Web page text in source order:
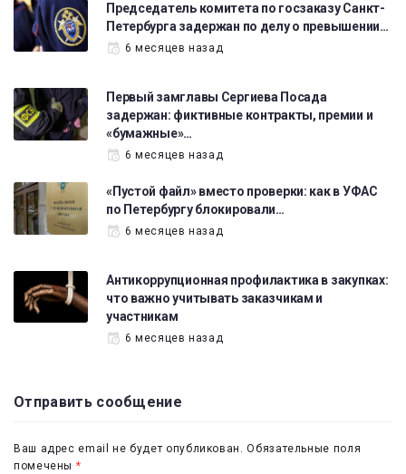
Председатель комитета по госзаказу Санкт-
Петербурга задержан по делу о превышении…
6 месяцев назад
Первый замглавы Сергиева Посада
задержан: фиктивные контракты, премии и
«бумажные»…
6 месяцев назад
«Пустой файл» вместо проверки: как в УФАС
по Петербургу блокировали…
6 месяцев назад
Антикоррупционная профилактика в закупках:
что важно учитывать заказчикам и
участникам
6 месяцев назад
Отправить сообщение
Ваш адрес email не будет опубликован.
Обязательные поля
помечены *